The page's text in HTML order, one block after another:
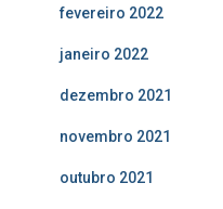
fevereiro 2022
janeiro 2022
dezembro 2021
novembro 2021
outubro 2021